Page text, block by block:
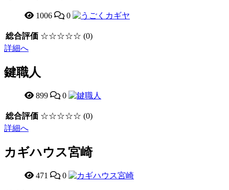
1006 0
総合評価 ☆☆☆☆☆ (0)
詳細へ
鍵職人
899 0
総合評価 ☆☆☆☆☆ (0)
詳細へ
カギハウス宮崎
471 0